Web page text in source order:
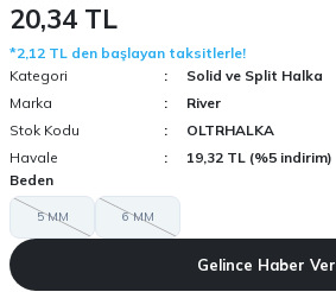
20,34 TL
*2,12 TL den başlayan taksitlerle!
Kategori
Solid ve Split Halka
Marka
River
Stok Kodu
OLTRHALKA
Havale
19,32 TL (%5 indirim)
Beden
5 MM 6 MM
Gelince Haber Ver